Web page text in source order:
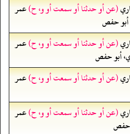
(عن أو حدثنا أو سمعت أو و، ح)عمر
أبو حفص
(عن أو حدثنا أو سمعت أو و، ح)عمر
أبو حفص
(عن أو حدثنا أو سمعت أو و، ح)عمر
(عن أو حدثنا أو سمعت أو و، ح)عمر
حفص